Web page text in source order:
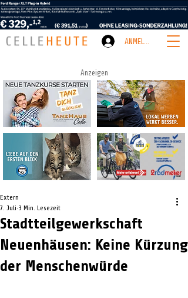
ANMELDEN
Anzeigen
Stadtteilgewerkschaft
Neuenhäusen: Keine Kürzung
der Menschenwürde
Extern
7. Juli 3 Min. Lesezeit